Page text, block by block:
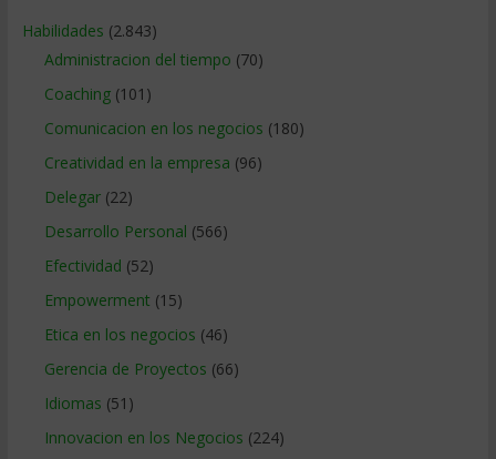
Habilidades (2.843)
Administracion del tiempo (70)
Coaching(101)
Comunicacion en los negocios (180)
Creatividad en la empresa (96)
Delegar(22)
Desarrollo Personal (566)
Efectividad (52)
Empowerment (15)
Etica en los negocios (46)
Gerencia de Proyectos (66)
Idiomas (51)
Innovacion en los Negocios (224)